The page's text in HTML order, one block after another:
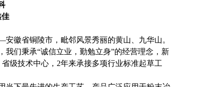
徽省铜陵市，毗邻风景秀丽的黄山、九华山。
我们秉承“诚信立业，勤勉立身”的经营理念，新
级技术中心，2年来承接多项行业标准起草工